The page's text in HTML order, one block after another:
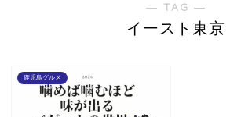
― TAG ―
イースト東京
鹿児島グルメ